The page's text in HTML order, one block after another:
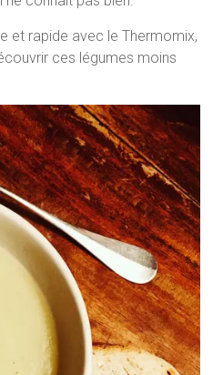
et rapide avec le Thermomix,
ces légumes moins